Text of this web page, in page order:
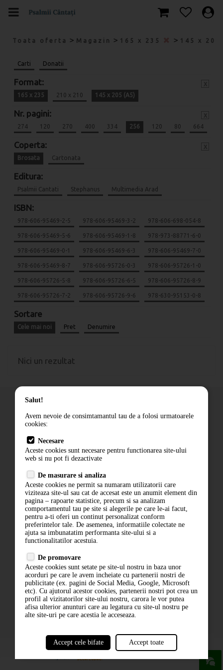
Toata oferta > Magazin > 165 x 235 > 145 x
Carti Donatii
Format:
165 x 235 210 x 210 145 x 205 (A5)
Nr. pagini:
274 120 270 400 334 256 120 80 664
Coperta:
Brosata Cartonata
Editura:
Psalmii Cantati Stephanus Multimedia Arad
ISBN:
978-606-95469-2-5 978-606-95469-3-2 978-606-698-054-8
978-606-95469-5-6 978-606-95469-1-8 978-973-88771-6-0
978-606-95469-0-1 978-606-95469-6-3 978-606-95469-7-0
978-606-95469-8-7 978-606-95726-0-3 978-606-95726-1-0
978-606-95726-5-8 978-606-95726-6-5 978-606-95726-8-9
978-606-95726-7-2 978-606-95726-9-6 978-630-95153-0-8
Sortare
Cele mai noi Pret Denumire
Nici un rezultat
Cum comand
Livrare
Contact
Politica de confidentialitate
ANPC
ABONARE LA NEWSLETTER
ABONARE
Salut!
Avem nevoie de consimtamantul tau de a folosi urmatoarele
cookies:
Necesare
Aceste cookies sunt necesare pentru functionarea site-ului
web si nu pot fi dezactivate
De masurare si analiza
Aceste cookies ne permit sa numaram utilizatorii care
viziteaza site-ul sau cat de accesat este un anumit element din
pagina – rapoarte statistice, precum si sa analizam
comportamentul tau pe site si alegerile pe care le-ai facut,
pentru a-ti oferi un continut personalizat conform
preferintelor tale. De asemenea, informatiile colectate ne
ajuta sa imbunatatim performanta site-ului si a
functionalitatilor acestuia.
De promovare
Aceste cookies sunt setate pe site-ul nostru in baza unor
acorduri pe care le avem incheiate cu partenerii nostri de
publicitate (ex. pagini de Social Media, Google, Microsoft
etc). Cu ajutorul acestor cookies, partenerii nostri pot crea un
profil al vizitatorilor site-ului nostru, carora le vor putea
afisa ulterior anunturi care au legatura cu site-ul nostru pe
alte site-uri pe care acestia le acceseaza.
Accept cele bifate Accept toate